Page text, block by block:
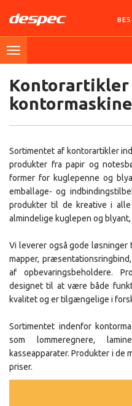
Kontorartikler
Sortimentet af kontorartikler
produkter fra papir og
former for kuglepenne og
emballage- og
produkter til de kreative i
almindelige kuglepen og
Vi leverer også gode løsninger
mapper,
af opbevaringsbeholdere.
designet til at være både
kvalitet og er tilgængelige i
Sortimentet indenfor
som lommeregnere,
kasseapparater. Produkter i
priser.